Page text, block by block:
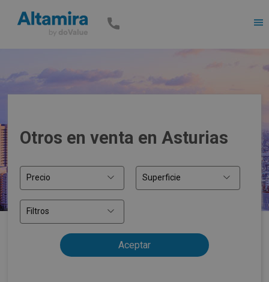
Otros en venta en Asturias
Precio Superficie
Filtros